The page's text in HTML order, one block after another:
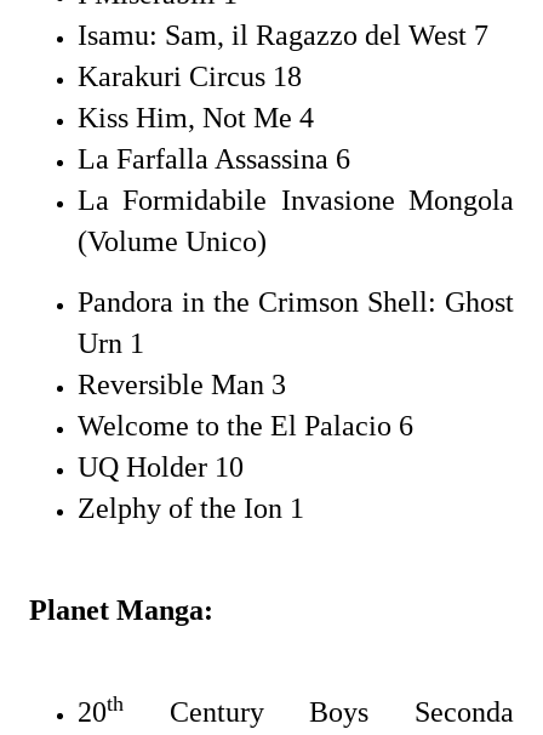
Isamu: Sam, il Ragazzo del West 7
Karakuri Circus 18
Kiss Him, Not Me 4
La Farfalla Assassina 6
La Formidabile Invasione Mongola
(Volume Unico)
Pandora in the Crimson Shell: Ghost
Urn 1
Reversible Man 3
Welcome to the El Palacio 6
UQ Holder 10
Zelphy of the Ion 1
Planet Manga:
20th
Century Boys Seconda